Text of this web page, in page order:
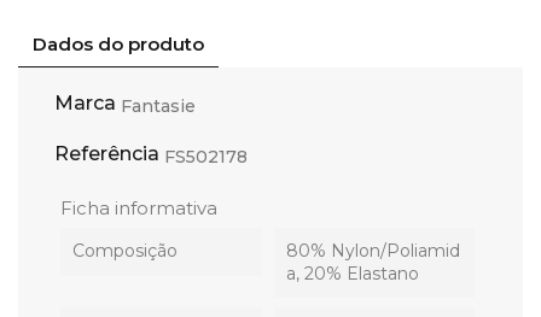
Dados do produto
Marca Fantasie
Referência FS502178
Ficha informativa
Composição
80% Nylon/Poliamid
a, 20% Elastano